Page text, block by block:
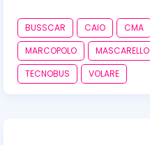
BUSSCAR CAIO CMA
MARCOPOLO
MASCARELLO
TECNOBUS
VOLARE